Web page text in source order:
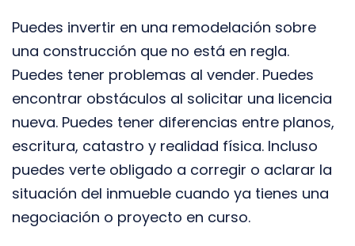
Puedes invertir en una remodelación sobre
una construcción que no está en regla.
Puedes tener problemas al vender. Puedes
encontrar obstáculos al solicitar una licencia
nueva. Puedes tener diferencias entre planos,
escritura, catastro y realidad física. Incluso
puedes verte obligado a corregir o aclarar la
situación del inmueble cuando ya tienes una
negociación o proyecto en curso.